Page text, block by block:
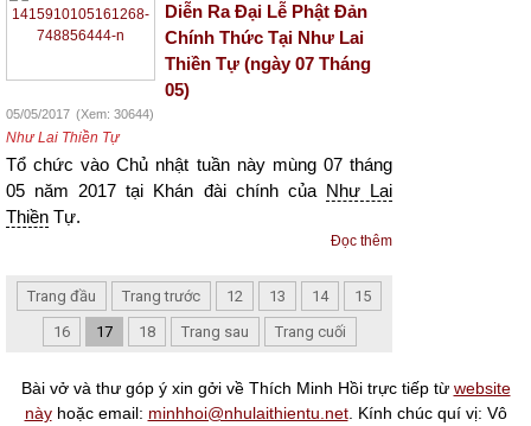
Diễn Ra Đại Lễ Phật Đản
Chính Thức Tại Như Lai
Thiền Tự (ngày 07 Tháng
05)
05/05/2017 (Xem: 30644)
Như Lai Thiền Tự
Tổ chức vào Chủ nhật tuần này mùng 07 tháng
05 năm 2017 tại Khán đài chính của Như Lai
Thiền Tự.
Đọc thêm
Trang đầu Trang trước 12 13 14
15
16
17 18 Trang sau Trang cuối
Bài vở và thư góp ý xin gởi về Thích Minh Hồi trực tiếp từ website
nàyhoặc email: minhhoi@nhulaithientu.net. Kính chúc quí vị: Vô